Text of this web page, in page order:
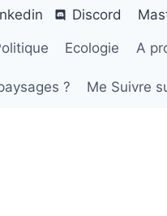
Discord
Ecologie A
? Me Suivre